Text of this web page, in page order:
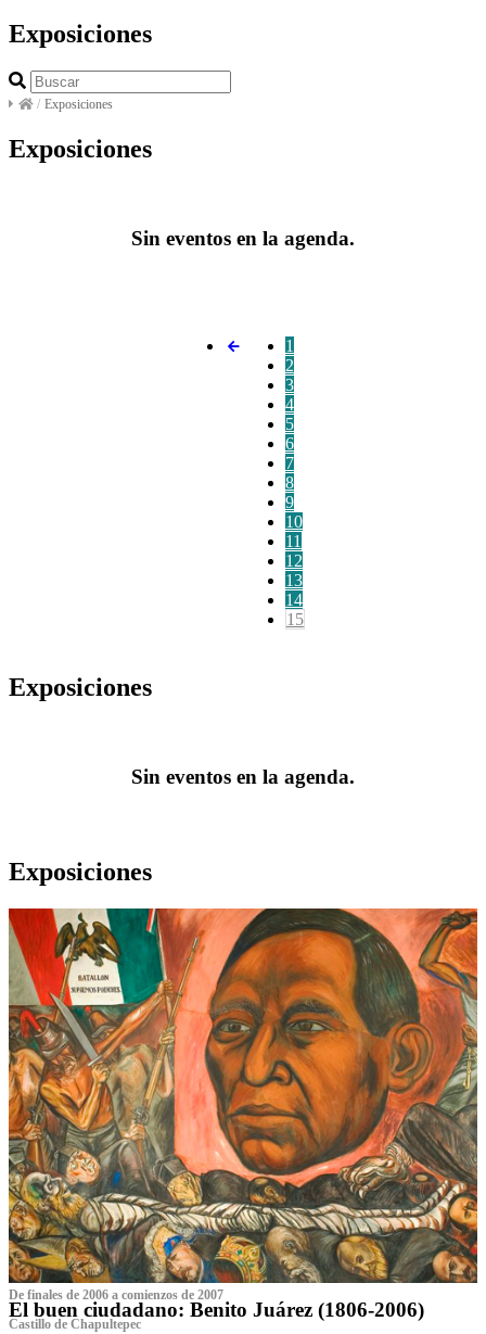
Exposiciones
/ Exposiciones
Exposiciones
Sin eventos en la agenda.
1
2
3
4
5
6
7
8
9
10
11
12
13
14
15
Exposiciones
Sin eventos en la agenda.
Exposiciones
De finales de 2006 a comienzos de 2007
El buen ciudadano: Benito Juárez (1806-2006)
Castillo de Chapultepec